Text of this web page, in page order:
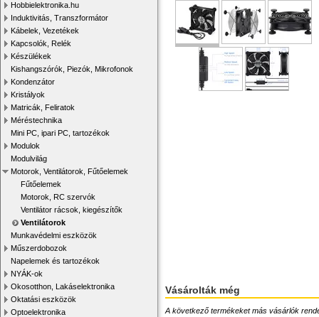
Hobbielektronika.hu
Induktivitás, Transzformátor
Kábelek, Vezetékek
Kapcsolók, Relék
Készülékek
Kishangszórók, Piezók, Mikrofonok
Kondenzátor
Kristályok
Matricák, Feliratok
Méréstechnika
Mini PC, ipari PC, tartozékok
Modulok
Modulvilág
Motorok, Ventilátorok, Fűtőelemek
Fűtőelemek
Motorok, RC szervók
Ventilátor rácsok, kiegészítők
Ventilátorok
Munkavédelmi eszközök
Műszerdobozok
Napelemek és tartozékok
NYÁK-ok
Okosotthon, Lakáselektronika
Oktatási eszközök
Optoelektronika
Vásárolták még
A következő termékeket más vásárlók